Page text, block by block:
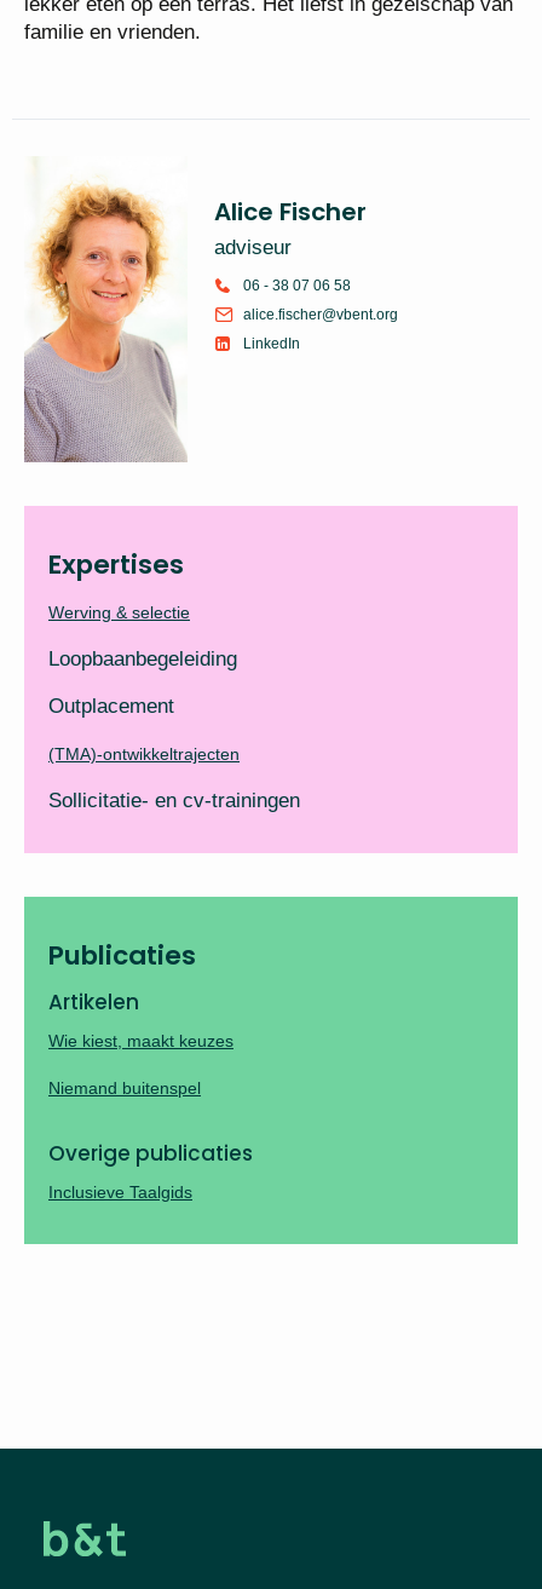
familie en vrienden.
Alice Fischer
adviseur
06 - 38 07 06 58
alice.fischer@vbent.org
LinkedIn
Expertises
Werving & selectie
Loopbaanbegeleiding
Outplacement
(TMA)-ontwikkeltrajecten
Sollicitatie- en cv-trainingen
Publicaties
Artikelen
Wie kiest, maakt keuzes
Niemand buitenspel
Overige publicaties
Inclusieve Taalgids